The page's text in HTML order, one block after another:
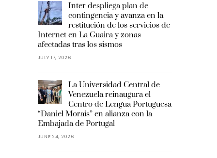
Inter despliega plan de
contingencia y avanza en la
restitución de los servicios de
Internet en La Guaira y zonas
afectadas tras los sismos
JULY 17, 2026
La Universidad Central de
Venezuela reinaugura el
Centro de Lengua Portuguesa
“Daniel Morais” en alianza con la
Embajada de Portugal
JUNE 24, 2026